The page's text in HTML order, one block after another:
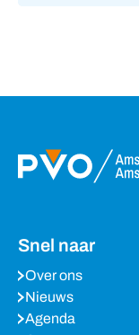
Snel naar
Over ons
Nieuws
Agenda